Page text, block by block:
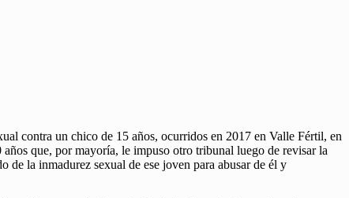
contra un chico de 15 años, ocurridos en 2017 en Valle Fértil, en
que, por mayoría, le impuso otro tribunal luego de revisar la
de la inmadurez sexual de ese joven para abusar de él y